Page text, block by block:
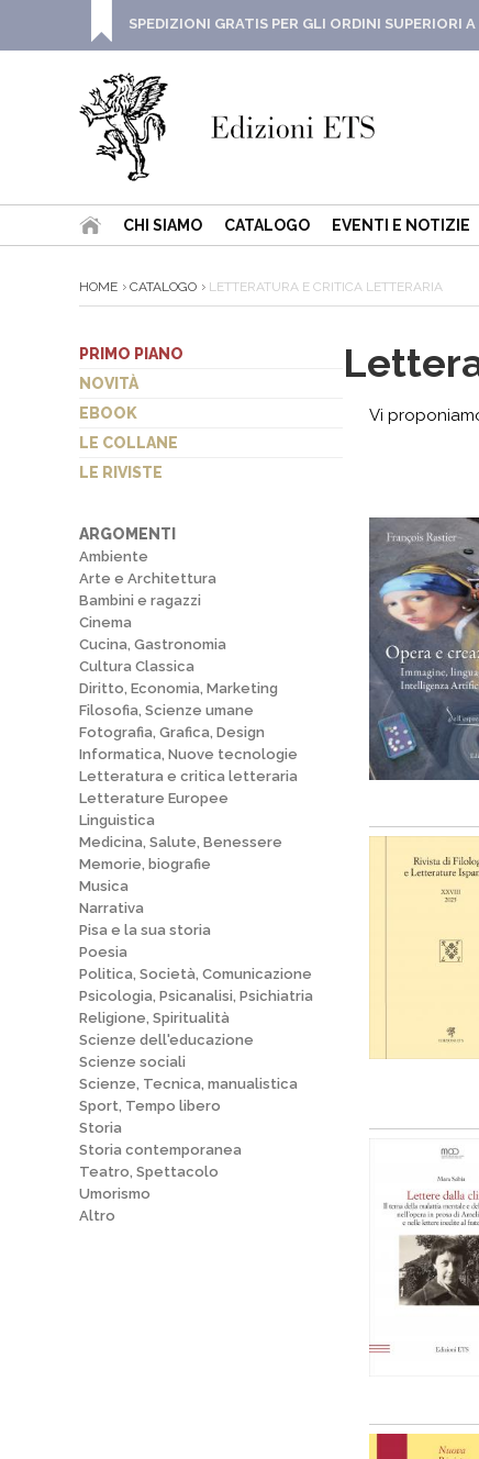
SPEDIZIONI GRATIS PER GLI ORDINI SUPERIORI
CHI SIAMO CATALOGO EVENTI E NOTIZIE
HOME CATALOGO LETTERATURA E CRITICA LETTERARIA
PRIMO PIANO
NOVITÀ
EBOOK
LE COLLANE
LE RIVISTE
ARGOMENTI
Ambiente
Arte e Architettura
Bambini e ragazzi
Cinema
Cucina, Gastronomia
Cultura Classica
Diritto, Economia, Marketing
Filosofia, Scienze umane
Fotografia, Grafica, Design
Informatica, Nuove tecnologie
Letteratura e critica letteraria
Letterature Europee
Linguistica
Medicina, Salute, Benessere
Memorie, biografie
Musica
Narrativa
Pisa e la sua storia
Poesia
Politica, Società, Comunicazione
Psicologia, Psicanalisi, Psichiatria
Religione, Spiritualità
Scienze dell'educazione
Scienze sociali
Scienze, Tecnica, manualistica
Sport, Tempo libero
Storia
Storia contemporanea
Teatro, Spettacolo
Umorismo
Altro
Vi